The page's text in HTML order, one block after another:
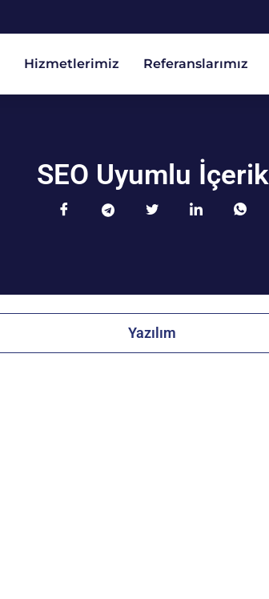
Hizmetlerimiz Referanslarımız
SEO Uyumlu İçerik
Yazılım